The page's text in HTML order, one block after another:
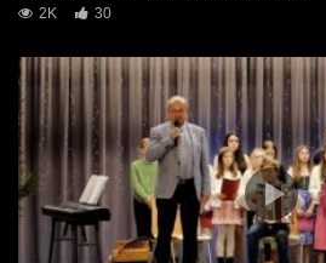
2K
30